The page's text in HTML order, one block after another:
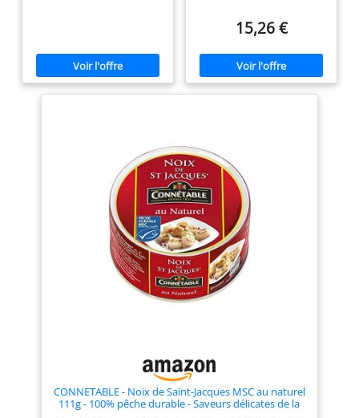
15,26 €
CONNETABLE - Noix de Saint-Jacques MSC au naturel
111g - 100% pêche durable - Saveurs délicates de la